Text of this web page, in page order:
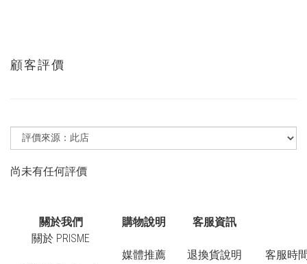
顧客評價
尚未有任何評價
關於我們 購物說明
客服資訊
關於 PRISME
媒體推薦 退換貨說明 客服時